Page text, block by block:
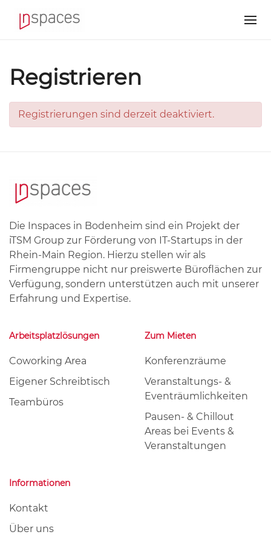
Registrieren
Registrierungen sind derzeit deaktiviert.
Die Inspaces in Bodenheim sind ein Projekt der
iTSM Group zur Förderung von IT-Startups in der
Rhein-Main Region. Hierzu stellen wir als
Firmengruppe nicht nur preiswerte Büroflächen zur
Verfügung, sondern unterstützen auch mit unserer
Erfahrung und Expertise.
Arbeitsplatzlösungen
Coworking Area
Eigener Schreibtisch
Teambüros
Zum Mieten
Konferenzräume
Veranstaltungs- &
Eventräumlichkeiten
Pausen- & Chillout
Areas bei Events &
Veranstaltungen
Informationen
Kontakt
Über uns